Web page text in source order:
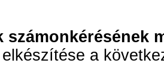
számonkérésének
a